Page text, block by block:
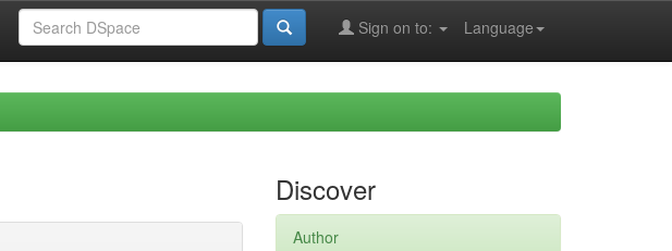
Language
Sign on to:
Discover
Author